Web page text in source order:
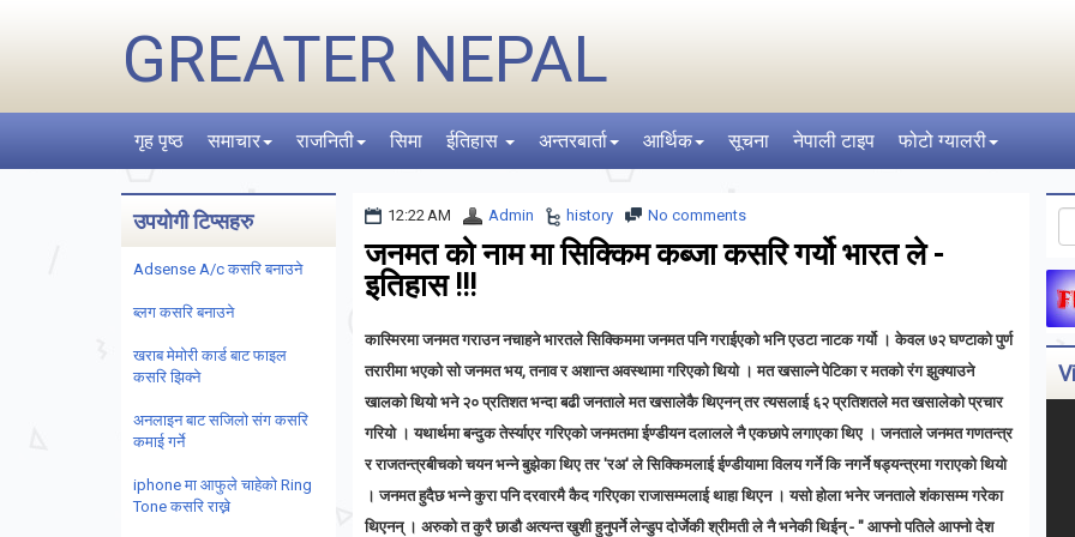
GREATER NEPAL
गृह पृष्ठ समाचार राजनिती सिमा ईतिहास अन्तरबार्ता आर्थिक सूचना नेपाली टाइप फोटो ग्यालरी
12:22 AM Admin history No comments
जनमत को नाम मा सिक्किम कब्जा कसरि गर्यो भारत ले -
इतिहास !!!
कास्मिरमा जनमत गराउन नचाहने भारतले सिक्किममा जनमत पनि गराईएको भनि एउटा नाटक गर्यो । केवल ७२ घण्टाको पुर्ण
तरारीमा भएको सो जनमत भय, तनाव र अशान्त अवस्थामा गरिएको थियो । मत खसाल्ने पेटिका र मतको रंग झुक्याउने
खालको थियो भने २० प्रतिशत भन्दा बढी जनताले मत खसालेकै थिएनन् तर त्यसलाई ६२ प्रतिशतले मत खसालेको प्रचार
गरियो । यथार्थमा बन्दुक तेर्स्याएर गरिएको जनमतमा ईण्डीयन दलालले नै एकछापे लगाएका थिए । जनताले जनमत गणतन्त्र
र राजतन्त्रबीचको चयन भन्ने बुझेका थिए तर 'रअ' ले सिक्किमलाई ईण्डीयामा विलय गर्ने कि नगर्ने षड्यन्त्रमा गराएको थियो
। जनमत हुदैछ भन्ने कुरा पनि दरवारमै कैद गरिएका राजासम्मलाई थाहा थिएन । यसो होला भनेर जनताले शंकासम्म गरेका
थिएनन् । अरुको त कुरै छाडौ अत्यन्त खुशी हुनुपर्ने लेन्डुप दोर्जेकी श्रीमती ले नै भनेकी थिईन् - " आफ्नो पतिले आफ्नो देश
उपयोगी टिप्सहरु
Adsense A/c कसरि बनाउने
ब्लग कसरि बनाउने
खराब मेमोरी कार्ड बाट फाइल
कसरि झिक्ने
अनलाइन बाट सजिलो संग कसरि
कमाई गर्ने
iphone मा आफुले चाहेको Ring
Tone कसरि राख्ने